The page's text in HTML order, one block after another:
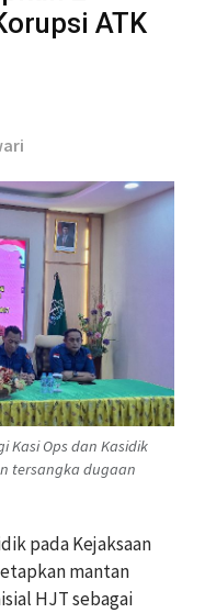
ATK
Kasi Ops dan Kasidik
tersangka dugaan
pada Kejaksaan
mantan
HJT sebagai